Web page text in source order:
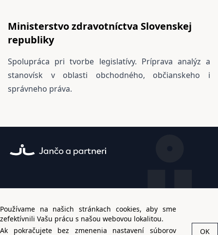
Ministerstvo zdravotníctva Slovenskej
republiky
Spolupráca pri tvorbe legislatívy. Príprava analýz a
stanovísk v oblasti obchodného, občianskeho i
správneho práva.
© Jančo a partneri 2026
Používame na našich stránkach cookies, aby sme
zefektívnili Vašu prácu s našou webovou lokalitou.
Ak pokračujete bez zmenenia nastavení súborov
OK